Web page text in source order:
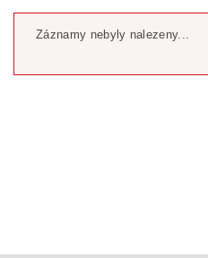
Záznamy nebyly nalezeny...